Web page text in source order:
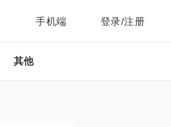
手机端 登录/注册
其他